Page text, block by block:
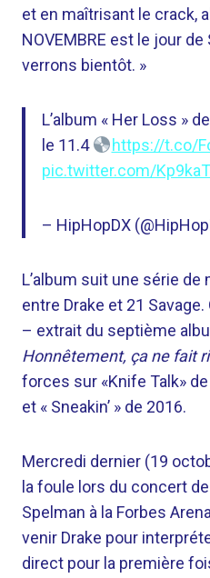
et en maîtrisant le crack,
NOVEMBRE est le jour de
verrons bientôt. »
L’album « Her Loss »
le 11.4
https://t.co/
pic.twitter.com/
– HipHopDX
L’album suit une série
entre Drake et 21
– extrait du septième
Honnêtement, ça ne fait
forces sur «Knife Talk»
et « Sneakin’ » de 2016.
Mercredi dernier (19
la foule lors du concert
Spelman à la Forbes
venir Drake pour
direct pour la première